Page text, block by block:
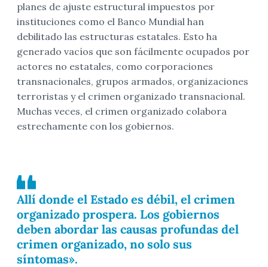
planes de ajuste estructural impuestos por
instituciones como el Banco Mundial han
debilitado las estructuras estatales. Esto ha
generado vacíos que son fácilmente ocupados por
actores no estatales, como corporaciones
transnacionales, grupos armados, organizaciones
terroristas y el crimen organizado transnacional.
Muchas veces, el crimen organizado colabora
estrechamente con los gobiernos.
Allí donde el Estado es débil, el crimen
organizado prospera. Los gobiernos
deben abordar las causas profundas del
crimen organizado, no solo sus
síntomas».